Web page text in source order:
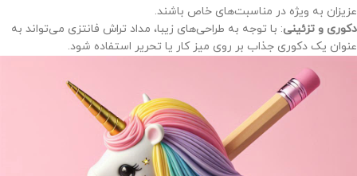
عزیزان به ویژه در مناسبت‌های خاص باشند.
دکوری و تزئینی: با توجه به طراحی‌های زیبا، مداد تراش فانتزی می‌تواند به
عنوان یک دکوری جذاب بر روی میز کار یا تحریر استفاده شود.